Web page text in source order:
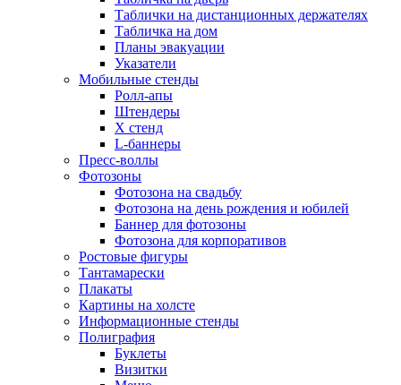
Таблички на дистанционных держателях
Табличка на дом
Планы эвакуации
Указатели
Мобильные стенды
Ролл-апы
Штендеры
Х стенд
L-баннеры
Пресс-воллы
Фотозоны
Фотозона на свадьбу
Фотозона на день рождения и юбилей
Баннер для фотозоны
Фотозона для корпоративов
Ростовые фигуры
Тантамарески
Плакаты
Картины на холсте
Информационные стенды
Полиграфия
Буклеты
Визитки